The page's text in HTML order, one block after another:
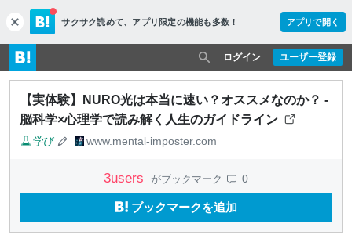
c
l
o
s
e
サクサク読めて、 アプリ限定の機能も多数！ アプリで開く
ユーザー登録
ログイン
【実体験】NURO光は本当に速い？オススメなのか？ -
脳科学×心理学で読み解く人生のガイドライン
学び www.mental-imposter.com
3users がブックマーク 0
ブックマークを追加